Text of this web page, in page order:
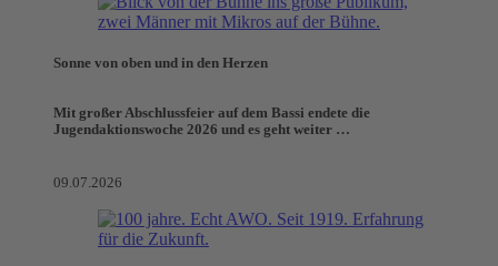
Sonne von oben und in den Herzen
Mit großer Abschlussfeier auf dem Bassi endete die
Jugendaktionswoche 2026 und es geht weiter …
09.07.2026